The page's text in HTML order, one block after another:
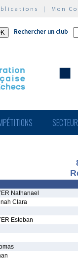
| Mon
Rechercher un club
Nathanael
Clara
Esteban